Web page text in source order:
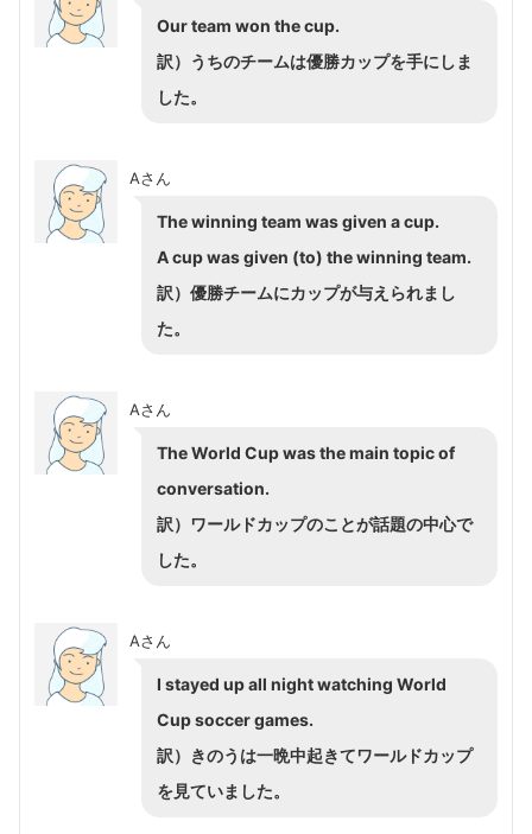
Our team won the cup.
訳）うちのチームは優勝カップを手にしま
した。
Aさん
The winning team was given a cup.
A cup was given (to) the winning team.
訳）優勝チームにカップが与えられまし
た。
Aさん
The World Cup was the main topic of
conversation.
訳）ワールドカップのことが話題の中心で
した。
Aさん
I stayed up all night watching World
Cup soccer games.
訳）きのうは一晩中起きてワールドカップ
を見ていました。